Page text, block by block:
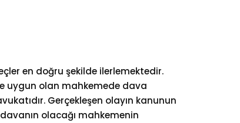
en doğru şekilde ilerlemektedir.
uygun olan mahkemede dava
Gerçekleşen olayın kanunun
olacağı mahkemenin